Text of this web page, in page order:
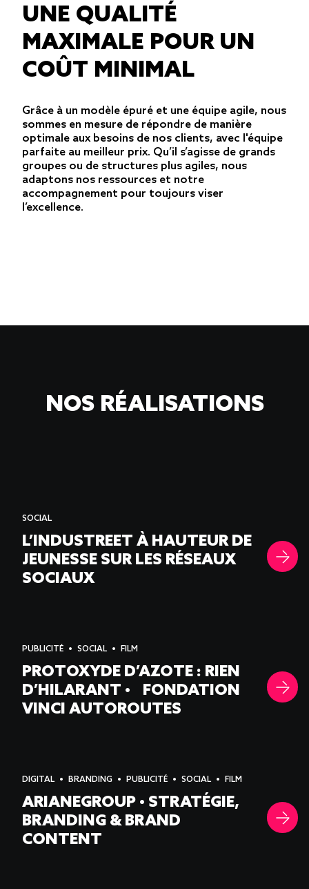
UNE QUALITÉ
MAXIMALE POUR UN
COÛT MINIMAL
Grâce à un modèle épuré et une équipe agile, nous
sommes en mesure de répondre de manière
optimale aux besoins de nos clients, avec l'équipe
parfaite au meilleur prix. Qu’il s’agisse de grands
groupes ou de structures plus agiles, nous
adaptons nos ressources et notre
accompagnement pour toujours viser
l’excellence.
NOS RÉALISATIONS
SOCIAL
L’INDUSTREET À HAUTEUR DE
JEUNESSE SUR LES RÉSEAUX
SOCIAUX
PUBLICITÉ SOCIAL FILM
PROTOXYDE D’AZOTE : RIEN
D’HILARANT • FONDATION
VINCI AUTOROUTES
DIGITAL BRANDING PUBLICITÉ SOCIAL FILM
ARIANEGROUP • STRATÉGIE,
BRANDING & BRAND
CONTENT